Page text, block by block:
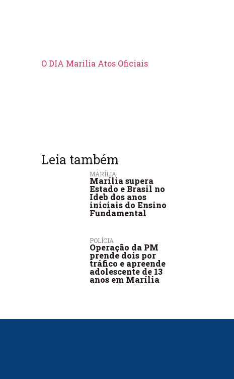
O DIA Marilia Atos Oficiais
Leia também
MARÍLIA
Marília supera
Estado e Brasil no
Ideb dos anos
iniciais do Ensino
Fundamental
POLÍCIA
Operação da PM
prende dois por
tráfico e apreende
adolescente de 13
anos em Marília